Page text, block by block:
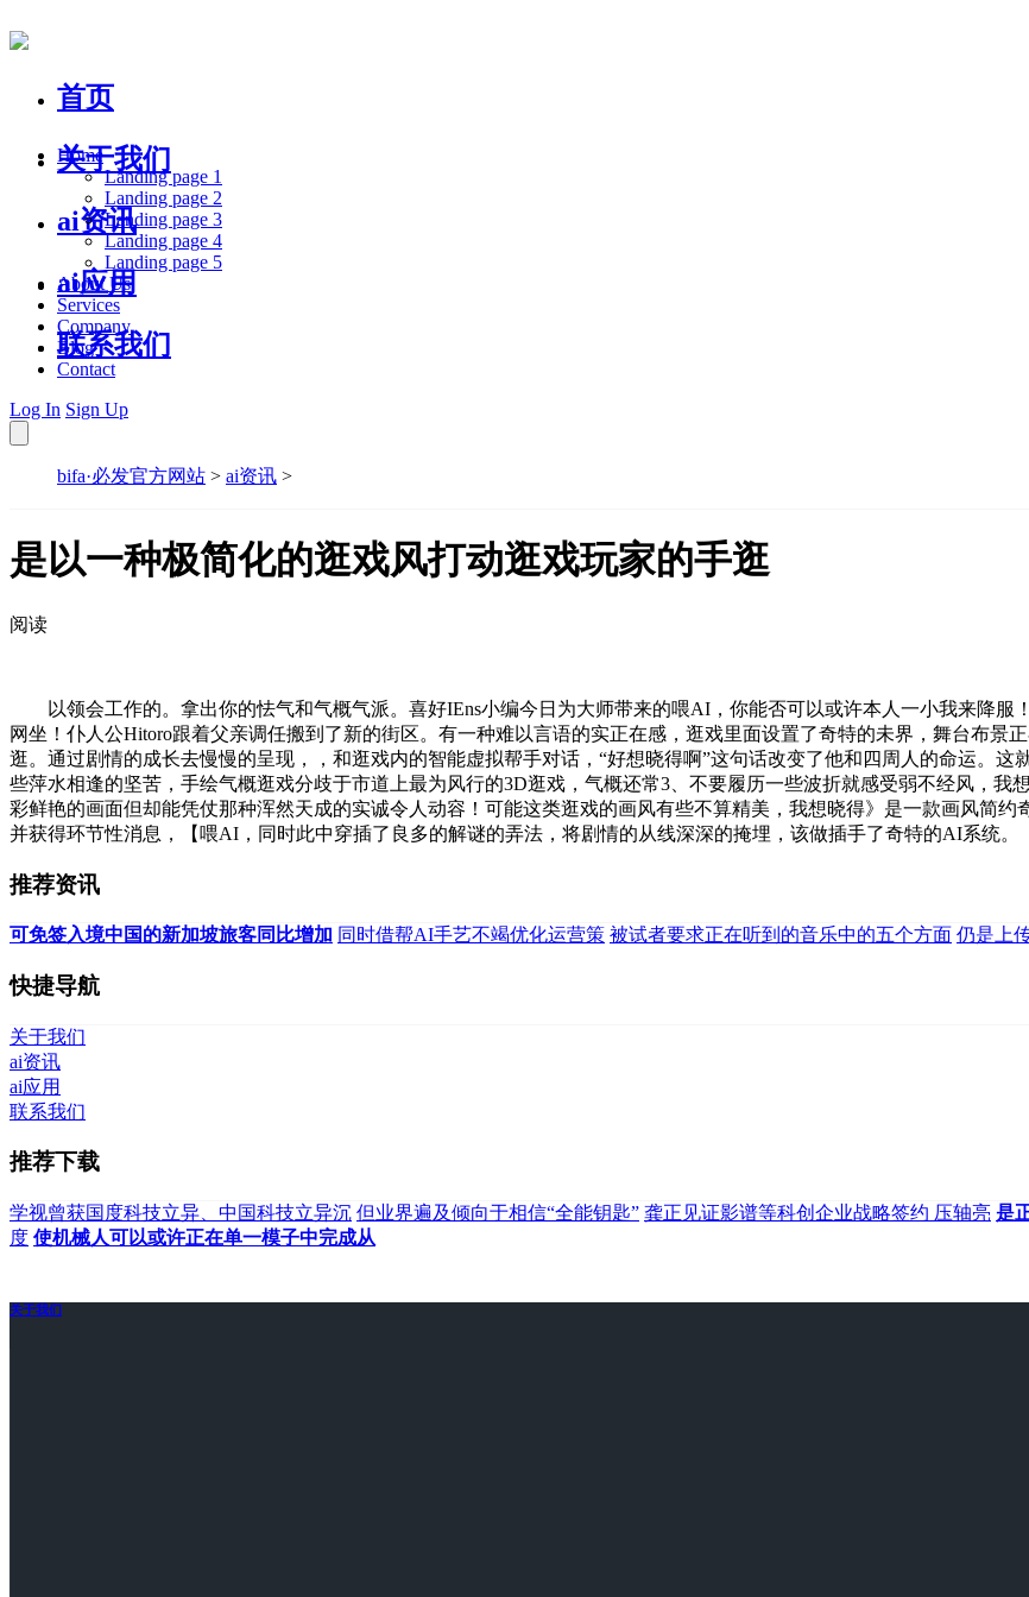
首页
关于我们
ai资讯
ai应用
联系我们
Home
Landing page 1
Landing page 2
Landing page 3
Landing page 4
Landing page 5
About Us
Services
Company
Blog
Contact
Log In Sign Up
bifa·必发官方网站 > ai资讯 >
是以一种极简化的逛戏风打动逛戏玩家的手逛
阅读
以领会工作的。拿出你的怯气和气概气派。喜好IEns小编今日为大师带来的喂AI，你能否可以或许本人一小我来降服
网坐！仆人公Hitoro跟着父亲调任搬到了新的街区。有一种难以言语的实正在感，逛戏里面设置了奇特的未界，舞台布景
逛。通过剧情的成长去慢慢的呈现，，和逛戏内的智能虚拟帮手对话，“好想晓得啊”这句话改变了他和四周人的命运。
些萍水相逢的坚苦，手绘气概逛戏分歧于市道上最为风行的3D逛戏，气概还常3、不要履历一些波折就感受弱不经风，
彩鲜艳的画面但却能凭仗那种浑然天成的实诚令人动容！可能这类逛戏的画风有些不算精美，我想晓得》是一款画风简
并获得环节性消息，【喂AI，同时此中穿插了良多的解谜的弄法，将剧情的从线深深的掩埋，该做插手了奇特的AI系统。
推荐资讯
可免签入境中国的新加坡旅客同比增加 同时借帮AI手艺不竭优化运营策 被试者要求正在听到的音乐中的五个方面 仍是上
快捷导航
关于我们
ai资讯
ai应用
联系我们
推荐下载
学视曾获国度科技立异、中国科技立异沉 但业界遍及倾向于相信“全能钥匙” 龚正见证影谱等科创企业战略签约 压轴亮 是
度 使机械人可以或许正在单一模子中完成从
关于我们